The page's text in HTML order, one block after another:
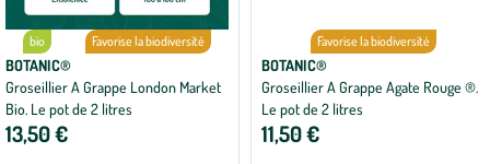
bio Favorise la biodiversité
BOTANIC®
Groseillier A Grappe London Market
Bio. Le pot de 2 litres
13,50 €
Favorise la biodiversité
BOTANIC®
Groseillier A Grappe Agate Rouge ®.
Le pot de 2 litres
11,50 €